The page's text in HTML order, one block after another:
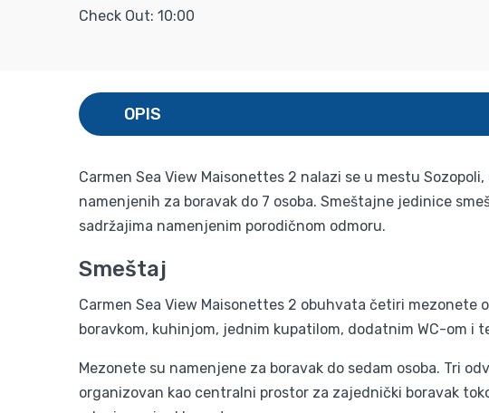
Check Out: 10:00
OPIS
Carmen Sea View Maisonettes 2 nalazi se u mestu
namenjenih za boravak do 7 osoba. Smeštajne jedinice
sadržajima namenjenim porodičnom odmoru.
Smeštaj
Carmen Sea View Maisonettes 2 obuhvata četiri mezonete
boravkom, kuhinjom, jednim kupatilom, dodatnim WC-om i
Mezonete su namenjene za boravak do sedam osoba. Tri
organizovan kao centralni prostor za zajednički boravak